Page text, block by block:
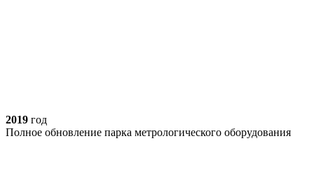
2019 год
Полное обновление парка метрологического оборудования